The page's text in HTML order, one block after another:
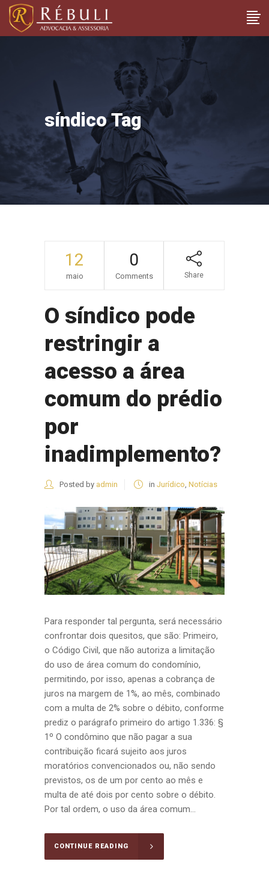
síndico Tag
12
maio
0
Comments Share
O síndico pode
restringir a
acesso a área
comum do prédio
por
inadimplemento?
Posted by admin in Jurídico, Notícias
Para responder tal pergunta, será necessário
confrontar dois quesitos, que são: Primeiro,
o Código Civil, que não autoriza a limitação
do uso de área comum do condomínio,
permitindo, por isso, apenas a cobrança de
juros na margem de 1%, ao mês, combinado
com a multa de 2% sobre o débito, conforme
prediz o parágrafo primeiro do artigo 1.336: §
1º O condômino que não pagar a sua
contribuição ficará sujeito aos juros
moratórios convencionados ou, não sendo
previstos, os de um por cento ao mês e
multa de até dois por cento sobre o débito.
Por tal ordem, o uso da área comum...
CONTINUE READING